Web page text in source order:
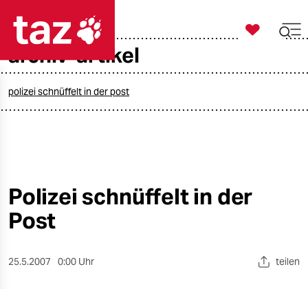
taz zahl ich
öko
gesellschaft

taz zahl ich
archiv-artikel
polizei schnüffelt in der post
Polizei schnüffelt in der
Post
25.5.2007 0:00 Uhr teilen